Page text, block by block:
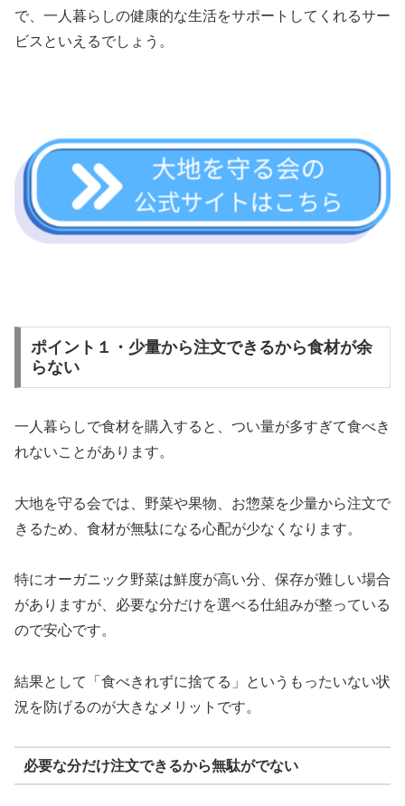
で、一人暮らしの健康的な生活をサポートしてくれるサー
ビスといえるでしょう。
ポイント１・少量から注文できるから食材が余
らない
一人暮らしで食材を購入すると、つい量が多すぎて食べき
れないことがあります。
大地を守る会では、野菜や果物、お惣菜を少量から注文で
きるため、食材が無駄になる心配が少なくなります。
特にオーガニック野菜は鮮度が高い分、保存が難しい場合
がありますが、必要な分だけを選べる仕組みが整っている
ので安心です。
結果として「食べきれずに捨てる」というもったいない状
況を防げるのが大きなメリットです。
必要な分だけ注文できるから無駄がでない